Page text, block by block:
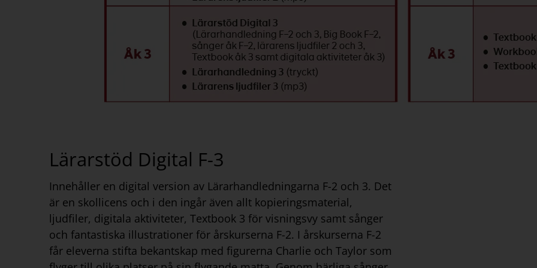
Lärarstöd Digital F-3
Innehåller en digital version av Lärarhandledningarna F-2 och 3. Det
är en skollicens och i den ingår även allt kopieringsmaterial,
ljudfiler, digitala aktiviteter, Textbook 3 för visningsvy samt sånger
och fantastiska illustrationer för årskurserna F-2. I årskurserna F-2
får eleverna stifta bekantskap med figurerna Charlie och Taylor som